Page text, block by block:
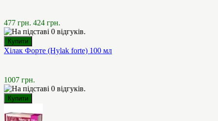
477 грн. 424 грн.
Хілак Форте (Hylak forte) 100 мл
1007 грн.